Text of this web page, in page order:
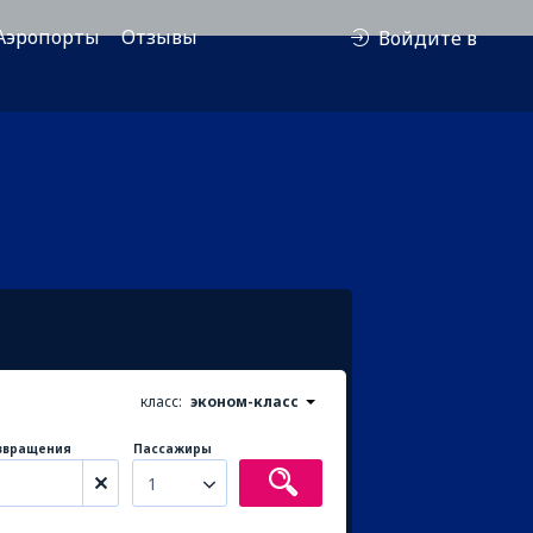
Отзывы Войдите в
класс: эконом-класс
Пассажиры
1